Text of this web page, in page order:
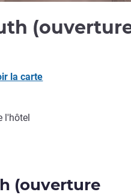
la carte
l'hôtel
(ouverture